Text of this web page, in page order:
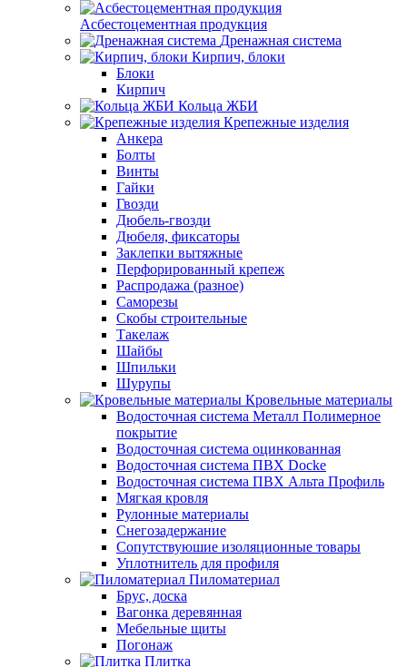
Асбестоцементная продукция
Дренажная система
Кирпич, блоки
Блоки
Кирпич
Кольца ЖБИ
Крепежные изделия
Анкера
Болты
Винты
Гайки
Гвозди
Дюбель-гвозди
Дюбеля, фиксаторы
Заклепки вытяжные
Перфорированный крепеж
Распродажа (разное)
Саморезы
Скобы строительные
Такелаж
Шайбы
Шпильки
Шурупы
Кровельные материалы
Водосточная система Металл Полимерное
покрытие
Водосточная система оцинкованная
Водосточная система ПВХ Docke
Водосточная система ПВХ Альта Профиль
Мягкая кровля
Рулонные материалы
Снегозадержание
Сопутствуюшие изоляционные товары
Уплотнитель для профиля
Пиломатериал
Брус, доска
Вагонка деревянная
Мебельные щиты
Погонаж
Плитка